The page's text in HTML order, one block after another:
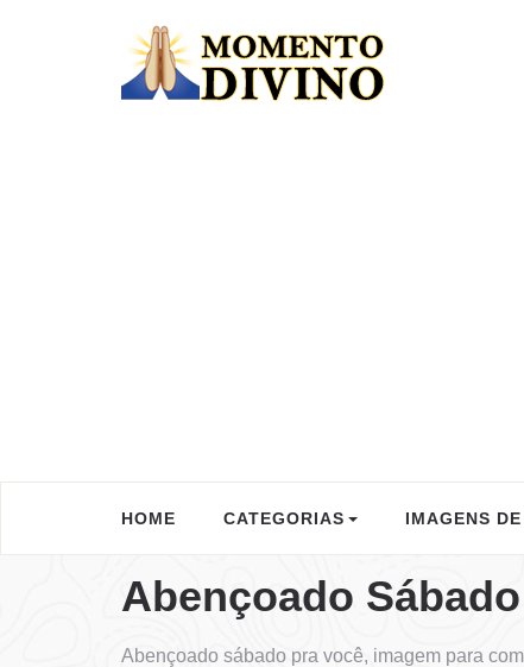
HOME CATEGORIAS IMAGENS
Abençoado
Abençoado sábado pra você, imagem para